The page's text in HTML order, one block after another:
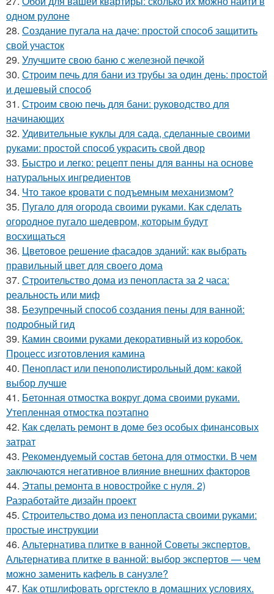
одном рулоне
28. Создание пугала на даче: простой способ защитить
свой участок
29. Улучшите свою баню с железной печкой
30. Строим печь для бани из трубы за один день: простой
и дешевый способ
31. Строим свою печь для бани: руководство для
начинающих
32. Удивительные куклы для сада, сделанные своими
руками: простой способ украсить свой двор
33. Быстро и легко: рецепт пены для ванны на основе
натуральных ингредиентов
34. Что такое кровати с подъемным механизмом?
35. Пугало для огорода своими руками. Как сделать
огородное пугало шедевром, которым будут
восхищаться
36. Цветовое решение фасадов зданий: как выбрать
правильный цвет для своего дома
37. Строительство дома из пенопласта за 2 часа:
реальность или миф
38. Безупречный способ создания пены для ванной:
подробный гид
39. Камин своими руками декоративный из коробок.
Процесс изготовления камина
40. Пенопласт или пенополистирольный дом: какой
выбор лучше
41. Бетонная отмостка вокруг дома своими руками.
Утепленная отмостка поэтапно
42. Как сделать ремонт в доме без особых финансовых
затрат
43. Рекомендуемый состав бетона для отмостки. В чем
заключаются негативное влияние внешних факторов
44. Этапы ремонта в новостройке с нуля. 2)
Разработайте дизайн проект
45. Строительство дома из пенопласта своими руками:
простые инструкции
46. Альтернатива плитке в ванной Советы экспертов.
Альтернатива плитке в ванной: выбор экспертов — чем
можно заменить кафель в санузле?
47. Как отшлифовать оргстекло в домашних условиях.